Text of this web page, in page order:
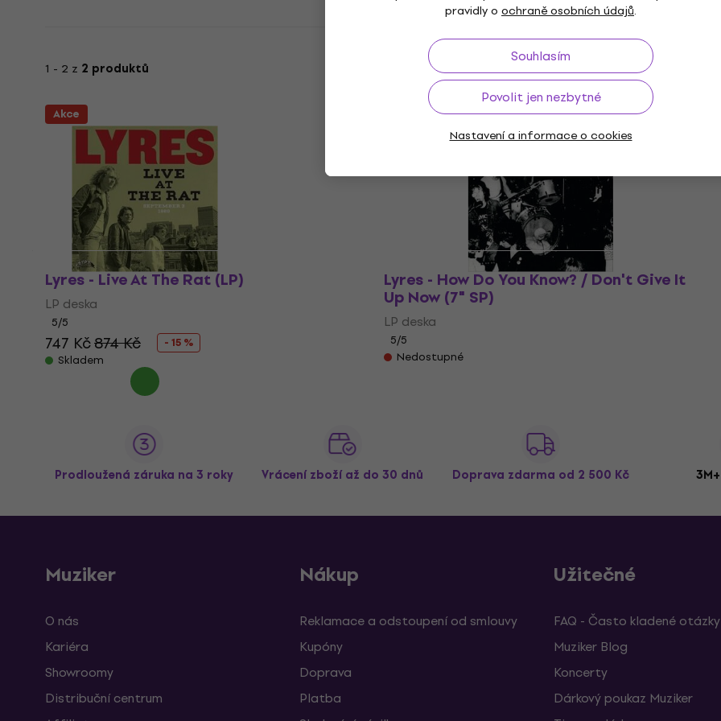
pravidly o ochraně osobních údajů.
Souhlasím
Povolit jen nezbytné
Nastavení a informace o cookies
1 - 2 z 2 produktů
Akce
Lyres - Live At The Rat (LP)
LP deska
5/5
747 Kč874 Kč
- 15 %
Skladem
Nedostupné
Lyres - How Do You Know? / Don't Give It
Up Now (7" SP)
LP deska
5/5
Nedostupné
Prodloužená záruka na 3 roky Vrácení zboží až do 30 dnů Doprava zdarma od 2 500 Kč
Muziker
O nás
Kariéra
Showroomy
Distribuční centrum
Nákup
Reklamace a odstoupení od smlouvy
Kupóny
Doprava
Platba
Užitečné
FAQ - Často kladené otázky
Muziker Blog
Koncerty
Dárkový poukaz Muziker